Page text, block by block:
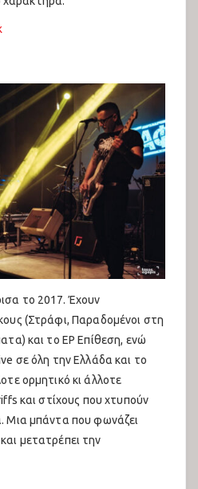
το 2017. Έχουν
(Στράφι, Παραδομένοι στη
και το EP Επίθεση, ενώ
σε όλη την Ελλάδα και το
ορμητικό κι άλλοτε
και στίχους που χτυπούν
Μια μπάντα που φωνάζει
μετατρέπει την